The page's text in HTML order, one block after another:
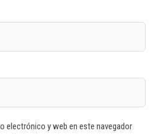
electrónico y web en este navegador